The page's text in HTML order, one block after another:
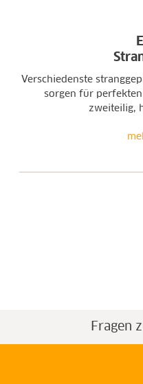
Verschiedenste
sorgen für
zweiteilig,
Fragen